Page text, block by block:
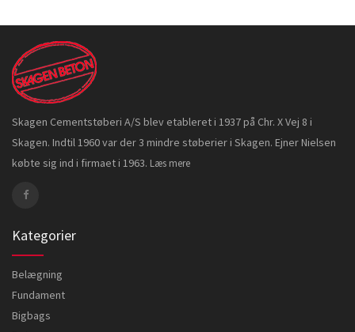
Skagen Cementstøberi A/S blev etableret i 1937 på Chr. X Vej 8 i
Skagen. Indtil 1960 var der 3 mindre støberier i Skagen. Ejner Nielsen
købte sig ind i firmaet i 1963. Læs mere
Kategorier
Belægning
Fundament
Bigbags